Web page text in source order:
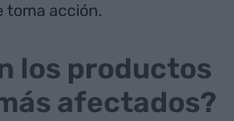
toma acción.
los productos
afectados?